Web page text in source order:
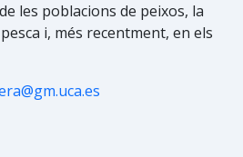
les poblacions de peixos, la
i, més recentment, en els